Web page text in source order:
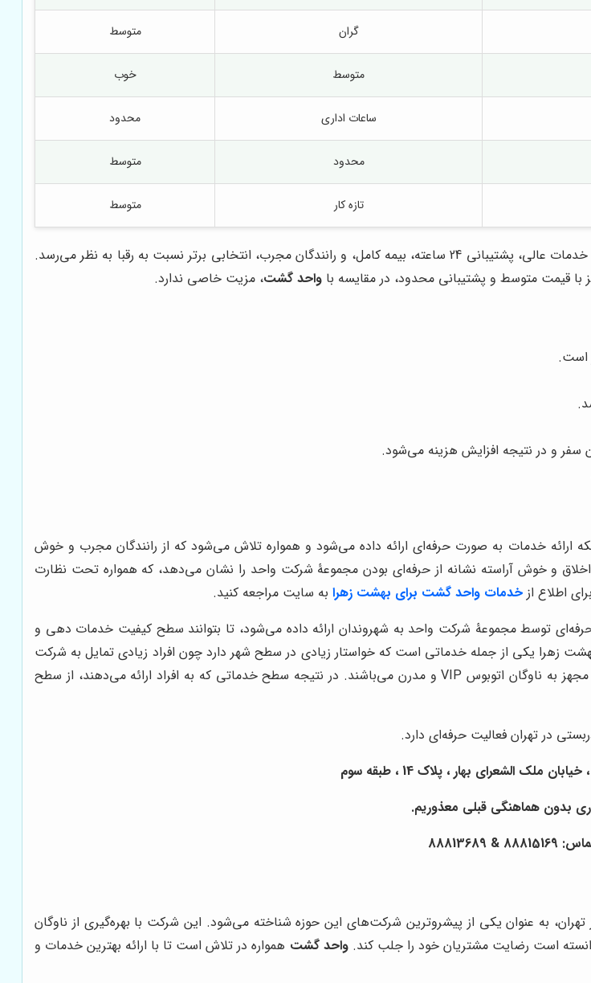
گران متوسط
متوسط خوب
ساعات اداری محدود
محدود متوسط
تازه کار متوسط
با سابقه طولانی، ناوگان مدرن، قیمت رقابتی، کیفیت خدمات عالی، پشتیبانی 24 ساعته، بیمه کامل، و رانندگان مجرب، انتخابی برتر نسبت به رقبا به نظر می‌رسد.
قیمت متوسط و پشتیبانی محدود، در مقایسه با واحد گشت، مزیت خاصی ندارد.
است.
سفر و در نتیجه افزایش هزینه می‌شود.
خدمات به صورت حرفه‌ای ارائه داده می‌شود و همواره تلاش می‌شود که از رانندگان مجرب و خوش
اخلاق و خوش آراسته نشانه از حرفه‌ای بودن مجموعۀ شرکت واحد را نشان می‌دهد، که همواره تحت نظارت
اطلاع از خدمات واحد گشت برای بهشت زهرابه سایت مراجعه کنید.
توسط مجموعۀ شرکت واحد به شهروندان ارائه داده می‌شود، تا بتوانند سطح کیفیت خدمات دهی و
زهرا یکی از جمله خدماتی است که خواستار زیادی در سطح شهر دارد چون افراد زیادی تمایل به شرکت
به ناوگان اتوبوس VIPو مدرن می‌باشند. در نتیجه سطح خدماتی که به افراد ارائه می‌دهند، از سطح
در تهران فعالیت حرفه‌ای دارد.
ملک الشعرای بهار ، پلاک 14 ، طبقه سوم
بدون هماهنگی قبلی معذوریم.
& 88813689
در تهران، به عنوان یکی از پیشروترین شرکت‌های این حوزه شناخته می‌شود. این شرکت با بهره‌گیری از ناوگان
است رضایت مشتریان خود را جلب کند.واحد گشت همواره در تلاش است تا با ارائه بهترین خدمات و